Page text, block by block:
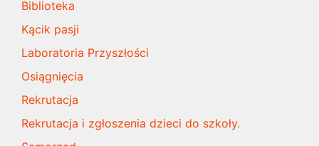
Biblioteka
Kącik pasji
Laboratoria Przyszłości
Osiągnięcia
Rekrutacja
Rekrutacja i zgłoszenia dzieci do szkoły.